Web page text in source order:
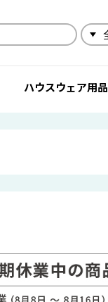
ハウスウェア用品